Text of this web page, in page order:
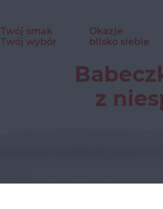
Twój smak
Twój wybór
Okazje
blisko siebie
z